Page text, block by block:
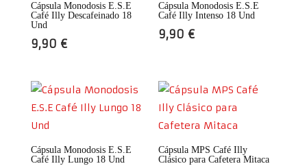
Cápsula Monodosis E.S.E
Café Illy Descafeinado 18
Und
9,90 €
Cápsula Monodosis E.S.E
Café Illy Intenso 18 Und
9,90 €
Cápsula Monodosis E.S.E
Café Illy Lungo 18 Und
Cápsula MPS Café Illy
Clásico para Cafetera Mitaca